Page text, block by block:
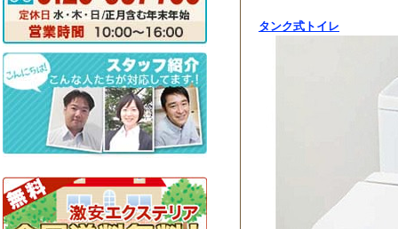
タンク式トイレ